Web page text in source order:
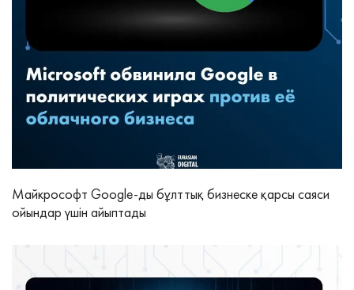
Майкрософт Google-ды бұлттық бизнеске қарсы саяси
ойындар үшін айыптады